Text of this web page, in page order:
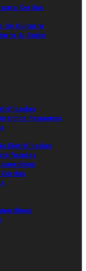
Cordas
de Guitarra
& Baixo
Pequenos
Eletrificadas